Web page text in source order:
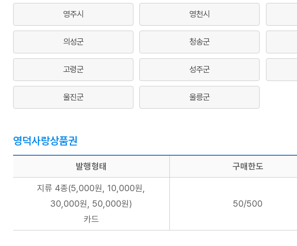
영주시 영천시
의성군 청송군
고령군 성주군
울진군 울릉군
영덕사랑상품권
발행형태 구매한도
지류 4종(5,000원, 10,000원,
30,000원, 50,000원)
카드
50/500